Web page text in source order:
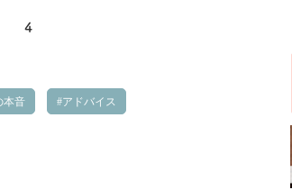
4
本音 アドバイス